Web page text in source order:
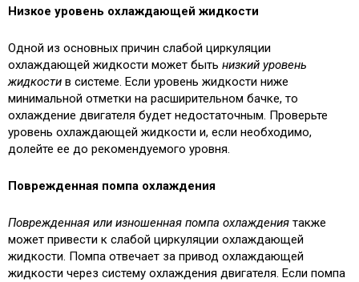
Низкое уровень охлаждающей жидкости
Одной из основных причин слабой циркуляции
охлаждающей жидкости может быть низкий уровень
жидкости в системе. Если уровень жидкости ниже
минимальной отметки на расширительном бачке, то
охлаждение двигателя будет недостаточным. Проверьте
уровень охлаждающей жидкости и, если необходимо,
долейте ее до рекомендуемого уровня.
Поврежденная помпа охлаждения
Поврежденная или изношенная помпа охлаждения также
может привести к слабой циркуляции охлаждающей
жидкости. Помпа отвечает за привод охлаждающей
жидкости через систему охлаждения двигателя. Если помпа